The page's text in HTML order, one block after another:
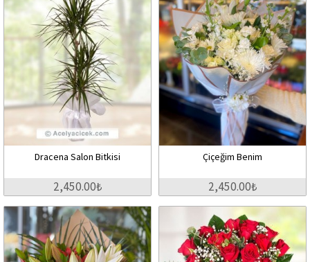
Dracena Salon Bitkisi
2,450.00₺
Çiçeğim Benim
2,450.00₺